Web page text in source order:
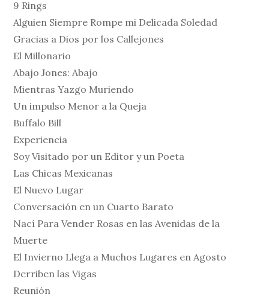
9 Rings
Alguien Siempre Rompe mi Delicada Soledad
Gracias a Dios por los Callejones
El Millonario
Abajo Jones: Abajo
Mientras Yazgo Muriendo
Un impulso Menor a la Queja
Buffalo Bill
Experiencia
Soy Visitado por un Editor y un Poeta
Las Chicas Mexicanas
El Nuevo Lugar
Conversación en un Cuarto Barato
Nací Para Vender Rosas en las Avenidas de la
Muerte
El Invierno Llega a Muchos Lugares en Agosto
Derriben las Vigas
Reunión